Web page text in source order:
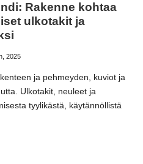
Rakenne kohtaa
ulkotakit ja
2025
ja pehmeyden, kuviot ja
Ulkotakit, neuleet ja
tyylikästä, käytännöllistä